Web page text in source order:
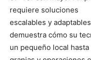
requiere soluciones
escalables y
demuestra cómo su
un pequeño local